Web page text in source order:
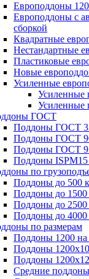
Европоддоны
Европоддоны с
сборкой
Квадратные
Нестандартные
Пластиковые
Новые
Усиленные
Усиленные
Усиленные
ГОСТ
Поддоны ГОСТ
Поддоны ГОСТ
Поддоны ГОСТ
Поддоны ISPM15
по
Поддоны до 500
Поддоны до 1500
Поддоны до 2500
Поддоны до 4000
по размерам
Поддоны 1200 на
Поддоны
Поддоны
Средние поддоны